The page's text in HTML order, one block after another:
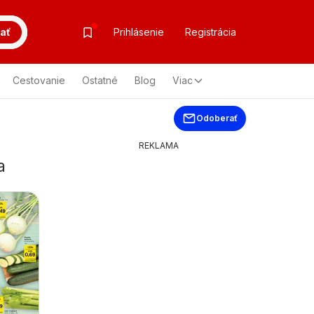
Prihlásenie Registrácia
Cestovanie Ostatné Blog Viac
Odoberať
REKLAMA